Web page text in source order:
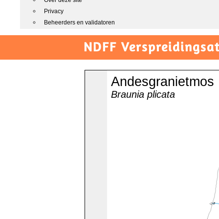
Privacy
Beheerders en validatoren
NDFF